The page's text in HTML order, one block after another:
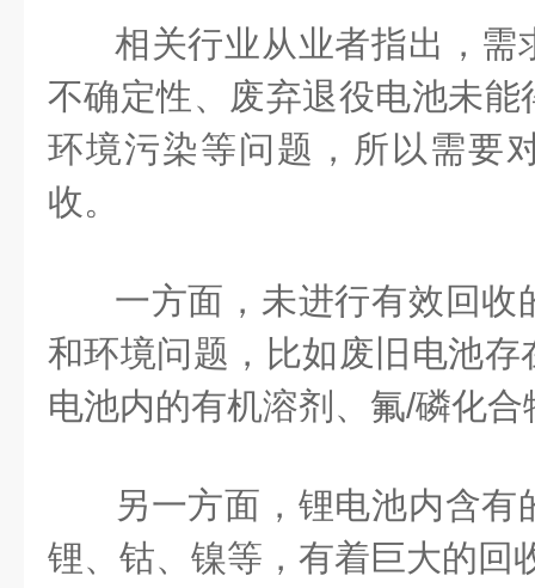
相关行业从业者指出，需
不确定性、废弃退役电池未
环境污染等问题，所以需要
收。
一方面，未进行有效回收
和环境问题，比如废旧电池
电池内的有机溶剂、氟/磷化
另一方面，锂电池内含有
锂、钴、镍等，有着巨大的回